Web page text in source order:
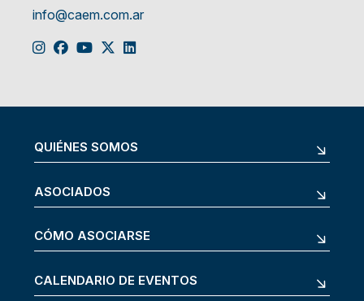
info@caem.com.ar
QUIÉNES SOMOS
ASOCIADOS
CÓMO ASOCIARSE
CALENDARIO DE EVENTOS